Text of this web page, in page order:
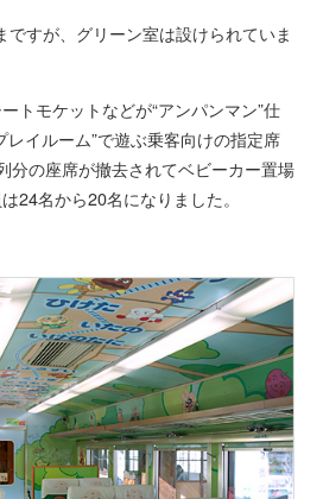
ですが、グリーン室は設けられていま
トモケットなどが“アンパンマン”仕
レイルーム”で遊ぶ乗客向けの指定席
分の座席が撤去されてベビーカー置場
24名から20名になりました。